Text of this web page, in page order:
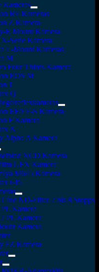
Kameras
RF Kameras
Z Kamera
E Mount Kamera
Serie Kamera
L-Mount Kameras
M
Four Thirds Kamera
EOS M
1
Q
EF/EF-S Kamera
F Kamera
K
Alpha A Kamera
XCD Kamera
GFX Kamera
M645 Kamera
645
ND-Filter 2 bis 8 Stopps
Kamera
Kamera
Kamera
FZ Kamera